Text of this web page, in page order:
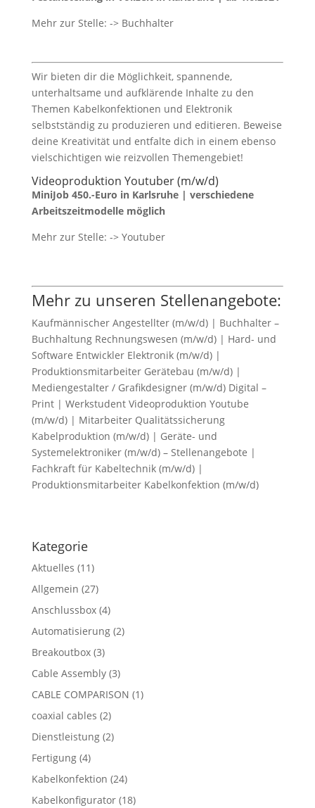
Mehr zur Stelle: -> Buchhalter
Wir bieten dir die Möglichkeit, spannende,
unterhaltsame und aufklärende Inhalte zu den
Themen Kabelkonfektionen und Elektronik
selbstständig zu produzieren und editieren. Beweise
deine Kreativität und entfalte dich in einem ebenso
vielschichtigen wie reizvollen Themengebiet!
Videoproduktion Youtuber (m/w/d)
MiniJob 450.-Euro in Karlsruhe | verschiedene
Arbeitszeitmodelle möglich
Mehr zur Stelle: -> Youtuber
Mehr zu unseren Stellenangebote:
Kaufmännischer Angestellter (m/w/d) | Buchhalter –
Buchhaltung Rechnungswesen (m/w/d) | Hard- und
Software Entwickler Elektronik (m/w/d) |
Produktionsmitarbeiter Gerätebau (m/w/d) |
Mediengestalter / Grafikdesigner (m/w/d) Digital –
Print | Werkstudent Videoproduktion Youtube
(m/w/d) | Mitarbeiter Qualitätssicherung
Kabelproduktion (m/w/d) | Geräte- und
Systemelektro­niker (m/w/d) – Stellenangebote |
Fachkraft für Kabeltechnik (m/w/d) |
Produktionsmitarbeiter Kabelkonfektion (m/w/d)
Kategorie
Aktuelles (11)
Allgemein (27)
Anschlussbox(4)
Automatisierung(2)
Breakoutbox(3)
Cable Assembly(3)
CABLE COMPARISON (1)
coaxial cables (2)
Dienstleistung(2)
Fertigung(4)
Kabelkonfektion (24)
Kabelkonfigurator(18)